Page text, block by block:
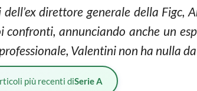
direttore generale della Figc,
confronti, annunciando anche un
Valentini non ha nulla da
più recenti diSerie A